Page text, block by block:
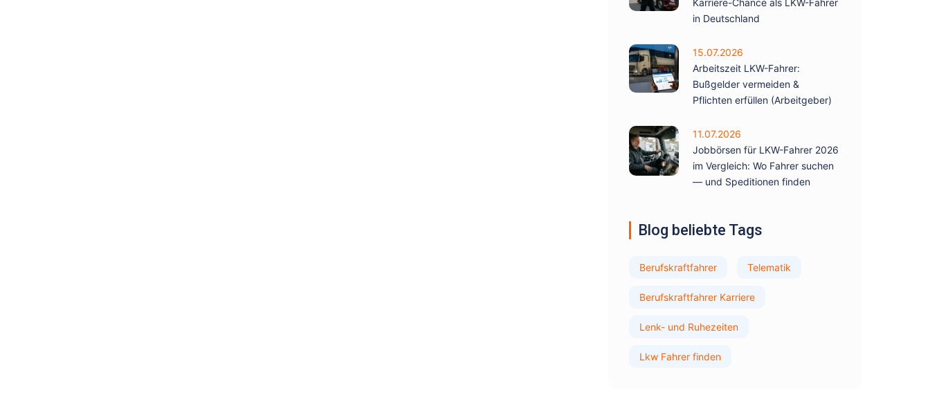
Karriere-Chance als LKW-Fahrer
in Deutschland
15.07.2026
Arbeitszeit LKW-Fahrer:
Bußgelder vermeiden &
Pflichten erfüllen (Arbeitgeber)
11.07.2026
Jobbörsen für LKW-Fahrer 2026
im Vergleich: Wo Fahrer suchen
— und Speditionen finden
Blog beliebte Tags
Berufskraftfahrer Telematik
Berufskraftfahrer Karriere
Lenk- und Ruhezeiten
Lkw Fahrer finden